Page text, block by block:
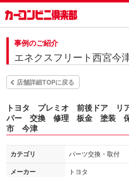
事例のご紹介
エネクスフリート西宮今
店舗詳細TOPに戻る
トヨタ プレミオ 前後ドア リ
パー 交換 修理 板金 塗装
市 今津
カテゴリ パーツ交換・取付
メーカー トヨタ